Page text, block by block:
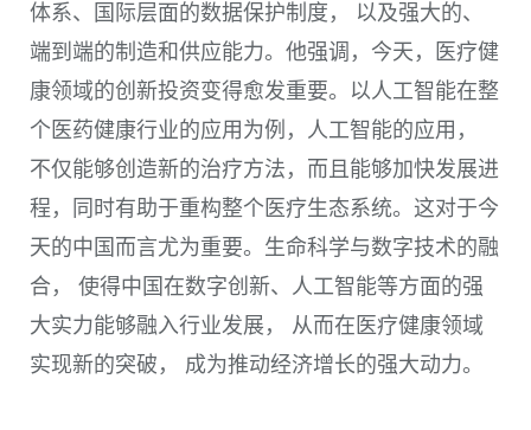
体系、国际层面的数据保护制度， 以及强大的、
端到端的制造和供应能力。他强调，今天，医疗健
康领域的创新投资变得愈发重要。以人工智能在整
个医药健康行业的应用为例，人工智能的应用，
不仅能够创造新的治疗方法，而且能够加快发展进
程，同时有助于重构整个医疗生态系统。这对于今
天的中国而言尤为重要。生命科学与数字技术的融
合， 使得中国在数字创新、人工智能等方面的强
大实力能够融入行业发展， 从而在医疗健康领域
实现新的突破， 成为推动经济增长的强大动力。